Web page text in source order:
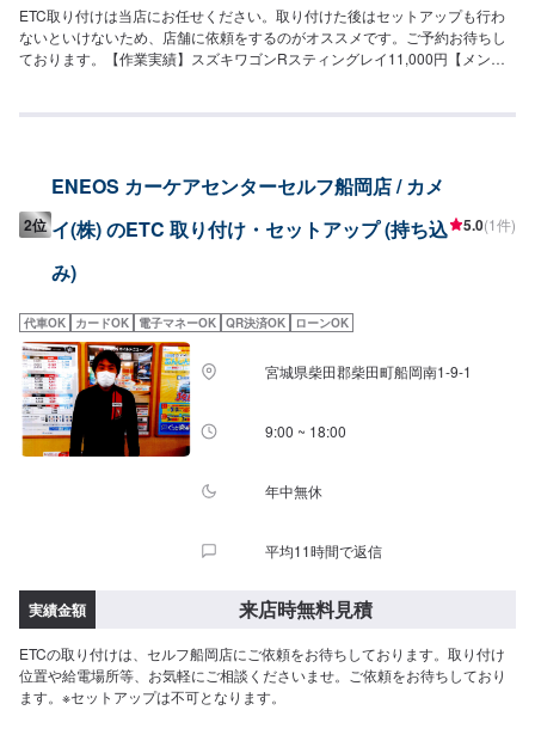
ETC取り付けは当店にお任せください。取り付けた後はセットアップも行わ
ないといけないため、店舗に依頼をするのがオススメです。ご予約お待ちし
ております。【作業実績】スズキワゴンRスティングレイ11,000円【メンテ
2位
ENEOS カーケアセンターセルフ船岡店 / カメ
イ(株) のETC 取り付け・セットアップ (持ち込
み)
5.0(1件)
代車OK カードOK 電子マネーOK QR決済OK ローンOK
宮城県柴田郡柴田町船岡南1-9-1
9:00 ~ 18:00
年中無休
平均11時間で返信
実績金額 来店時無料見積
ETCの取り付けは、セルフ船岡店にご依頼をお待ちしております。取り付け
位置や給電場所等、お気軽にご相談くださいませ。ご依頼をお待ちしており
ます。※セットアップは不可となります。